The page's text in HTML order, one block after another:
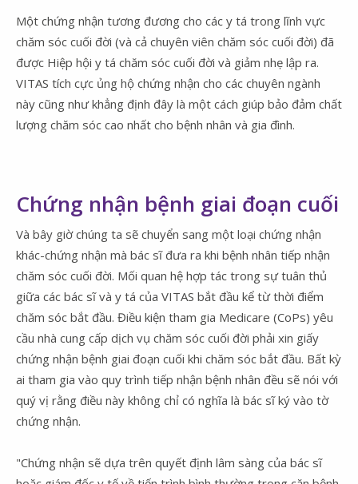
Một chứng nhận tương đương cho các y tá trong lĩnh vực
chăm sóc cuối đời (và cả chuyên viên chăm sóc cuối đời) đã
được Hiệp hội y tá chăm sóc cuối đời và giảm nhẹ lập ra.
VITAS tích cực ủng hộ chứng nhận cho các chuyên ngành
này cũng như khẳng định đây là một cách giúp bảo đảm chất
lượng chăm sóc cao nhất cho bệnh nhân và gia đình.
Chứng nhận bệnh giai đoạn cuối
Và bây giờ chúng ta sẽ chuyển sang một loại chứng nhận
khác-chứng nhận mà bác sĩ đưa ra khi bệnh nhân tiếp nhận
chăm sóc cuối đời. Mối quan hệ hợp tác trong sự tuân thủ
giữa các bác sĩ và y tá của VITAS bắt đầu kể từ thời điểm
chăm sóc bắt đầu. Điều kiện tham gia Medicare (CoPs) yêu
cầu nhà cung cấp dịch vụ chăm sóc cuối đời phải xin giấy
chứng nhận bệnh giai đoạn cuối khi chăm sóc bắt đầu. Bất kỳ
ai tham gia vào quy trình tiếp nhận bệnh nhân đều sẽ nói với
quý vị rằng điều này không chỉ có nghĩa là bác sĩ ký vào tờ
chứng nhận.
"Chứng nhận sẽ dựa trên quyết định lâm sàng của bác sĩ